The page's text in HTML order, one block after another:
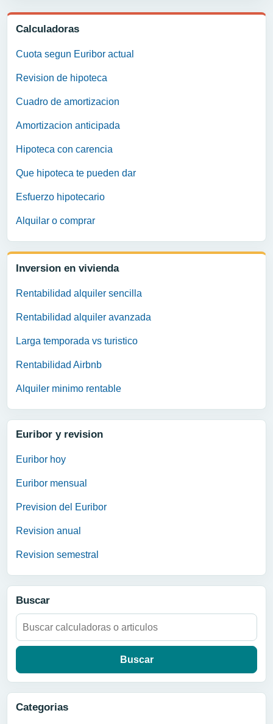
Calculadoras
Cuota segun Euribor actual
Revision de hipoteca
Cuadro de amortizacion
Amortizacion anticipada
Hipoteca con carencia
Que hipoteca te pueden dar
Esfuerzo hipotecario
Alquilar o comprar
Inversion en vivienda
Rentabilidad alquiler sencilla
Rentabilidad alquiler avanzada
Larga temporada vs turistico
Rentabilidad Airbnb
Alquiler minimo rentable
Euribor y revision
Euribor hoy
Euribor mensual
Prevision del Euribor
Revision anual
Revision semestral
Buscar
Buscar:
Categorias